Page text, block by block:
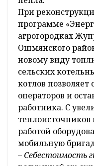
При
программе
агрогородках
Ошмянского
новому виду
сельских
котлов позволяет
операторов и
работника. С
работой
мобильную
– Себестоимость